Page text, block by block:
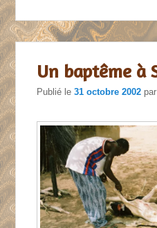
Un baptême à
Publié le31 octobre 2002